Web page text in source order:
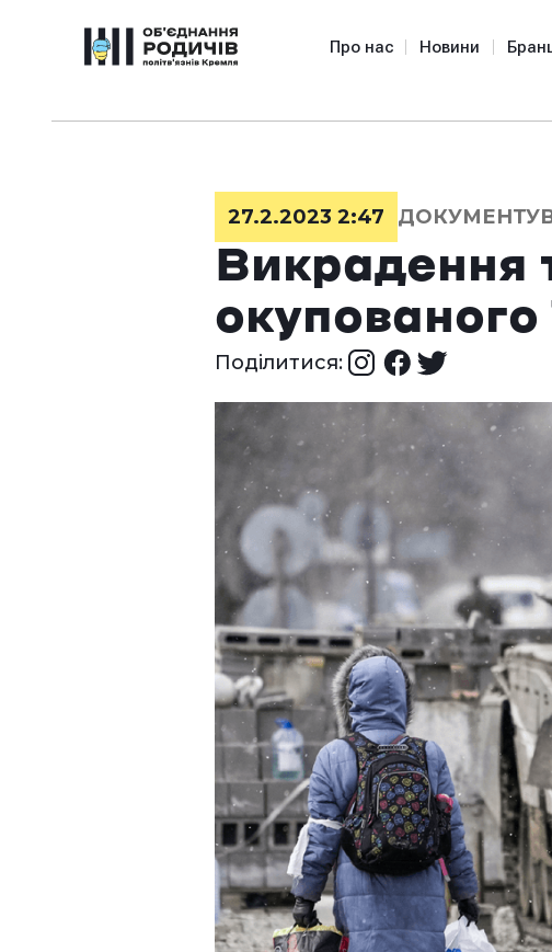
Про нас Новини
27.2.2023 2:47
Викрадення
Поділитися: